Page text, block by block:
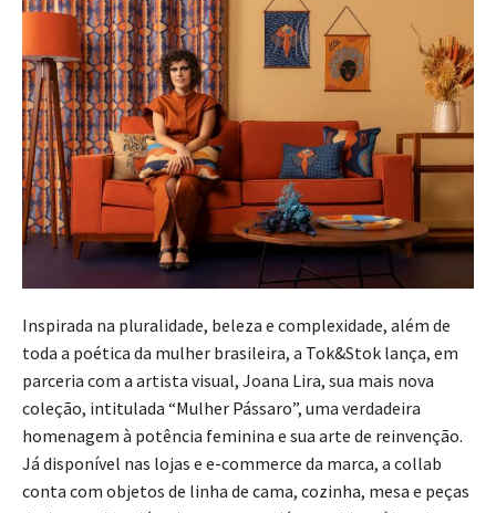
Inspirada na pluralidade, beleza e complexidade, além de
toda a poética da mulher brasileira, a Tok&Stok lança, em
parceria com a artista visual, Joana Lira, sua mais nova
coleção, intitulada “Mulher Pássaro”, uma verdadeira
homenagem à potência feminina e sua arte de reinvenção.
Já disponível nas lojas e e-commerce da marca, a collab
conta com objetos de linha de cama, cozinha, mesa e peças